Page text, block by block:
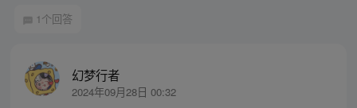
1个回答
幻梦行者
2024年09月28日 00:32